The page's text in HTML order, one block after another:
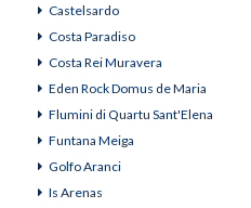
Castelsardo
Costa Paradiso
Costa Rei Muravera
Eden Rock Domus de Maria
Flumini di Quartu Sant'Elena
Funtana Meiga
Golfo Aranci
Is Arenas